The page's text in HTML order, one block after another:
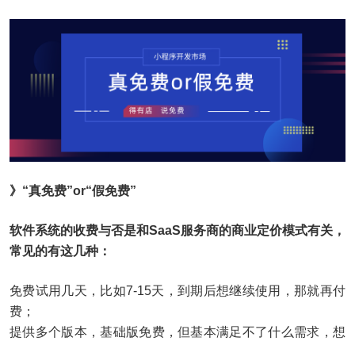
》“真免费”or“假免费”
软件系统的收费与否是和SaaS服务商的商业定价模式有关，
常见的有这几种：
免费试用几天，比如7-15天，到期后想继续使用，那就再付
费；
提供多个版本，基础版免费，但基本满足不了什么需求，想